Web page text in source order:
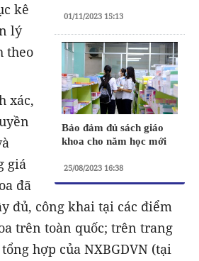
01/11/2023 15:13
Bảo đảm đủ sách giáo
khoa cho năm học mới
25/08/2023 16:38
kê
lý
theo
xác,
giá
đã
đủ, công khai tại các điểm
trên toàn quốc; trên trang
hợp của NXBGDVN (tại